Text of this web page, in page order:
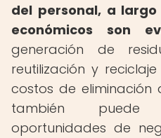
del personal, a
económicos son
generación de
reutilización y
costos de eliminación
también puede
oportunidades de